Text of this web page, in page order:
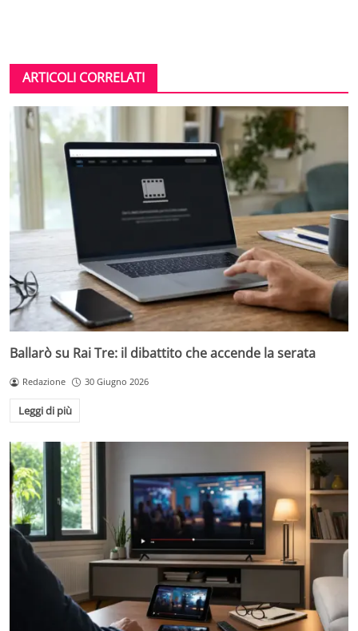
ARTICOLI CORRELATI
Ballarò su Rai Tre: il dibattito che accende la serata
Redazione 30 Giugno 2026
Leggi di più